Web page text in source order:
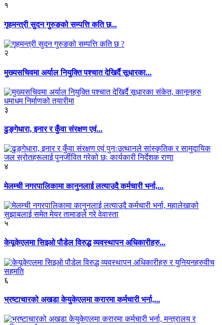
१
गृहमन्त्री सुदन गुरुङको सम्पत्ति कति छ...
२
मुख्यसचिवमा अर्याल नियुक्ति पश्चात देखिर्दै सूधारका...
३
ढुङ्गेधारा, इनार र कुँवा संरक्षण एवं...
४
मेलम्ची नगरपालिकामा कानुनलाई लत्याउदै कर्मचारी भर्ना,...
५
केयूकेएलमा सिइओ पौडेल विरुद्ध व्यवस्थापन अधिकारीहरु...
६
भ्रष्टाचारको अखडा केयुकेएलमा करारमा कर्मचारी भर्ना,...